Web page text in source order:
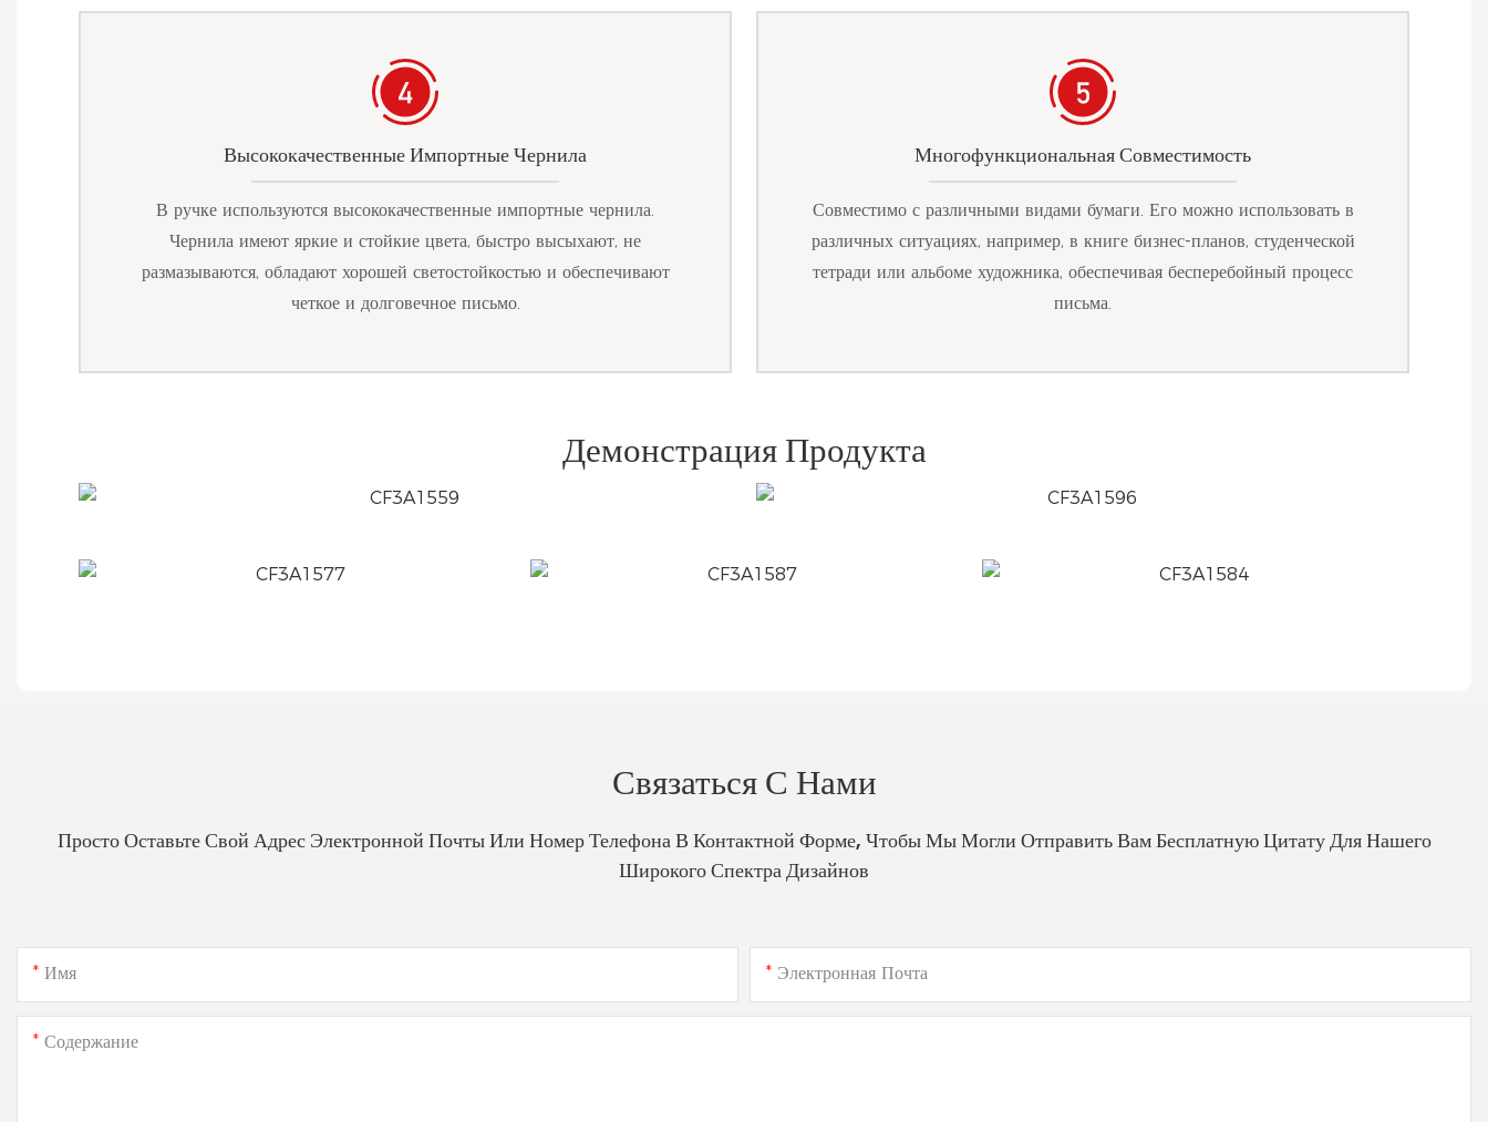
Высококачественные Импортные Чернила
В ручке используются высококачественные импортные чернила.
Чернила имеют яркие и стойкие цвета, быстро высыхают, не
размазываются, обладают хорошей светостойкостью и обеспечивают
четкое и долговечное письмо.
Многофункциональная Совместимость
Совместимо с различными видами бумаги. Его можно использовать в
различных ситуациях, например, в книге бизнес-планов, студенческой
тетради или альбоме художника, обеспечивая бесперебойный процесс
письма.
Демонстрация Продукта
Связаться С Нами
Просто Оставьте Свой Адрес Электронной Почты Или Номер Телефона В Контактной Форме, Чтобы Мы Могли Отправить Вам Бесплатную Цитату Для Нашего
Широкого Спектра Дизайнов
Имя Электронная Почта
Содержание